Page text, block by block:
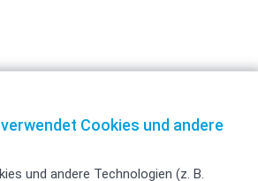
Cookies und andere
und andere Technologien (z. B.